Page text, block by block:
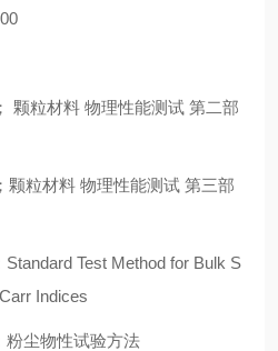
颗粒材料 物理性能测试 第二部
颗粒材料 物理性能测试 第三部
Test Method for Bulk S
Indices
粉尘物性试验方法